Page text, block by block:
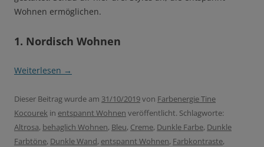
Wohnen ermöglichen.
1. Nordisch Wohnen
Weiterlesen →
Dieser Beitrag wurde am 31/10/2019von Farbenergie Tine
Kocourek in entspannt Wohnen veröffentlicht. Schlagworte:
Altrosa, behaglich Wohnen, Bleu, Creme, Dunkle Farbe, Dunkle
Farbtöne, Dunkle Wand, entspannt Wohnen, Farbkontraste,